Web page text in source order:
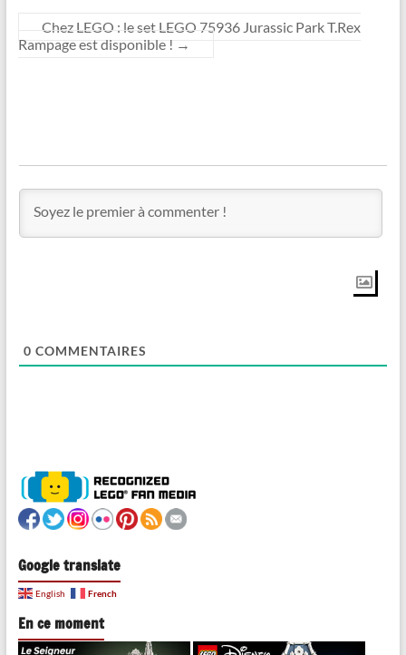
Chez LEGO : le set LEGO 75936 Jurassic Park T.Rex
Rampage est disponible ! →
0 COMMENTAIRES
Google translate
English French
En ce moment